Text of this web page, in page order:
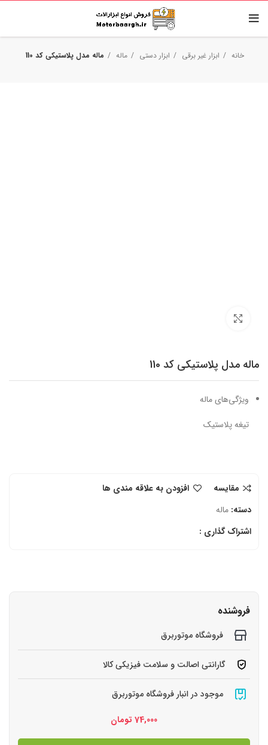
خانه ابزار غیر برقی ابزار دستی ماله ماله مدل پلاستیکی کد 110
ماله مدل پلاستیکی کد 110
ویژگی‌های ماله
تیغه پلاستیک
مقایسه
افزودن به علاقه مندی ها
دسته: ماله
اشتراک گذاری :
فروشنده
فروشگاه موتوربرق
گارانتی اصالت و سلامت فیزیکی کالا
موجود در انبار فروشگاه موتوربرق
74,000 تومان